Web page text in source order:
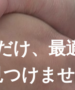
経営理念
VISION
け、最
つけ ませ